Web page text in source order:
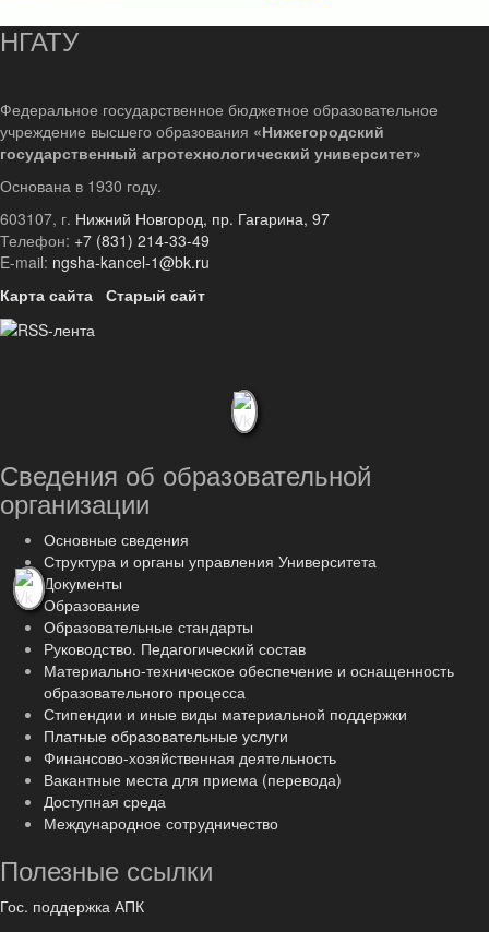
НГАТУ
Федеральное государственное бюджетное образовательное
учреждение высшего образования «Нижегородский
государственный агротехнологический университет»
Основана в 1930 году.
603107, г. Нижний Новгород, пр. Гагарина, 97
Телефон: +7 (831) 214-33-49
E-mail: ngsha-kancel-1@bk.ru
Карта сайта Старый сайт
Сведения об образовательной
организации
Основные сведения
Структура и органы управления Университета
Документы
Образование
Образовательные стандарты
Руководство. Педагогический состав
Материально-техническое обеспечение и оснащенность
образовательного процесса
Стипендии и иные виды материальной поддержки
Платные образовательные услуги
Финансово-хозяйственная деятельность
Вакантные места для приема (перевода)
Доступная среда
Международное сотрудничество
Полезные ссылки
Гос. поддержка АПК